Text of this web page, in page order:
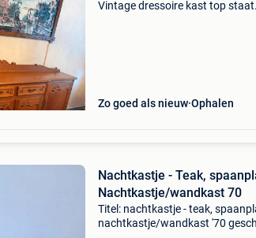
Vintage dressoire kast top staat.
Zo goed als nieuw Ophalen
Nachtkastje - Teak,
Nachtkastje/wandkast 70
Titel: nachtkastje - teak,
nachtkastje/wandkast '70